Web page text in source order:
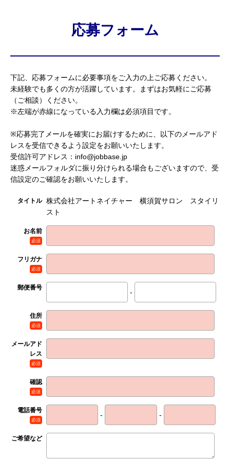
応募フォーム
下記、応募フォームに必要事項をご入力の上ご応募ください。
未経験でも多くの方が活躍しています。まずはお気軽にご応募
（ご相談）ください。
※左端が赤線になっている入力欄は必須項目です。
※応募完了メールを確実にお届けするために、以下のメールアド
レスを受信できるよう設定をお願いいたします。
受信許可アドレス：info@jobbase.jp
迷惑メールフォルダに振り分けられる場合もございますので、受
信設定のご確認をお願いいたします。
タイトル 株式会社アートネイチャー 横須賀サロン スタイリ
スト
お名前
必須
フリガナ
必須
郵便番号
-
住所
必須
メールアド
レス
必須
確認
必須
電話番号
必須
- -
ご希望など